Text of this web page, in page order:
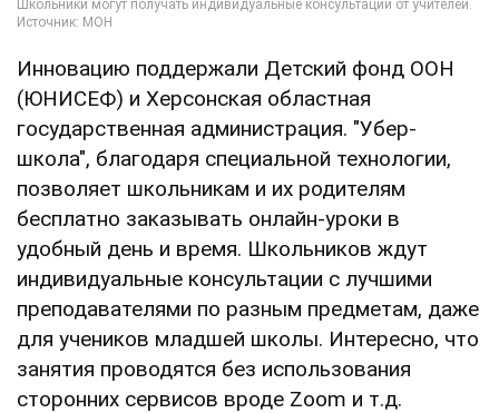
Инновацию поддержали Детский фонд ООН
(ЮНИСЕФ) и Херсонская областная
государственная администрация. "Убер-
школа", благодаря специальной технологии,
позволяет школьникам и их родителям
бесплатно заказывать онлайн-уроки в
удобный день и время. Школьников ждут
индивидуальные консультации с лучшими
преподавателями по разным предметам, даже
для учеников младшей школы. Интересно, что
занятия проводятся без использования
сторонних сервисов вроде Zoom и т.д.